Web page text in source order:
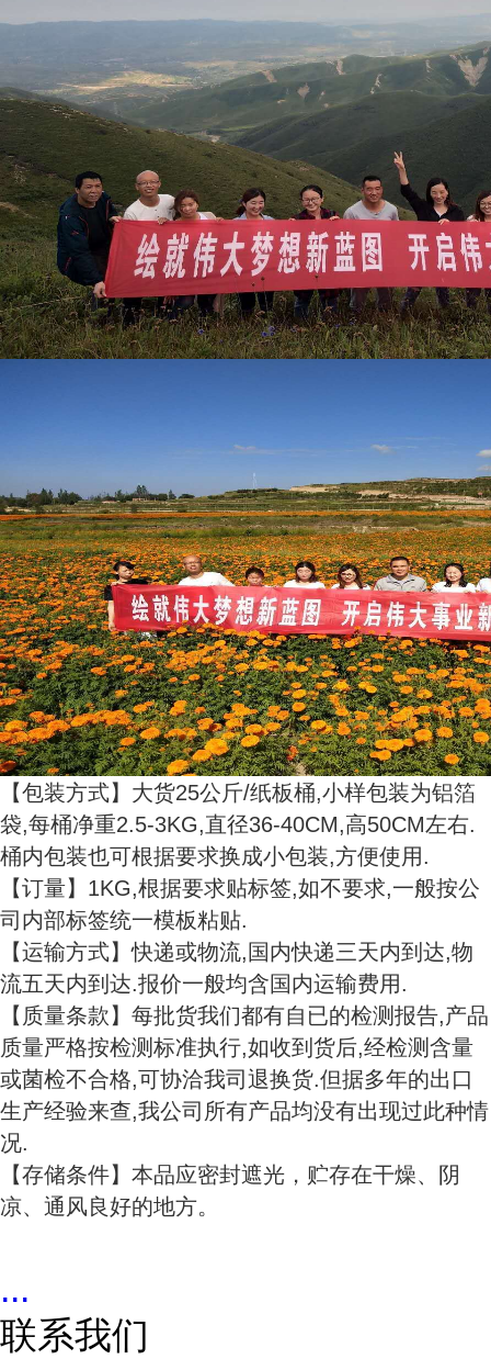
【包装方式】大货25公斤/纸板桶,小样包装为铝箔
袋,每桶净重2.5-3KG,直径36-40CM,高50CM左右.
桶内包装也可根据要求换成小包装,方便使用.
【订量】1KG,根据要求贴标签,如不要求,一般按公
司内部标签统一模板粘贴.
【运输方式】快递或物流,国内快递三天内到达,物
流五天内到达.报价一般均含国内运输费用.
【质量条款】每批货我们都有自已的检测报告,产品
质量严格按检测标准执行,如收到货后,经检测含量
或菌检不合格,可协洽我司退换货.但据多年的出口
生产经验来查,我公司所有产品均没有出现过此种情
况.
【存储条件】本品应密封遮光，贮存在干燥、阴
凉、通风良好的地方。
...
联系我们